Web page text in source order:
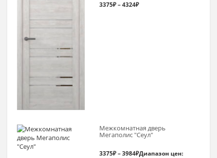
3375₽ – 4324₽
Межкомнатная дверь
Мегаполис "Сеул"
3375₽–3984₽Диапазон цен: